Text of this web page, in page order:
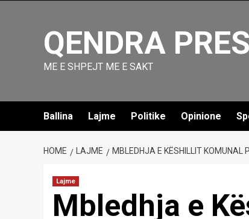
QENDRA
ME E SHPEJT ME E SAKT
Ballina Lajme Politike Opinione
HOME LAJME MBLEDHJA E KËSHILLIT KOMUNAL
Lajme
Mbledhja e